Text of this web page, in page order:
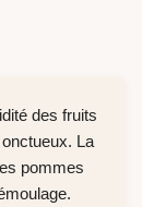
des fruits
La
pommes